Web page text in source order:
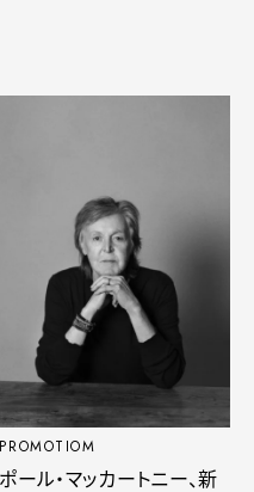
PROMOTIOM
ポール・マッカートニー、新